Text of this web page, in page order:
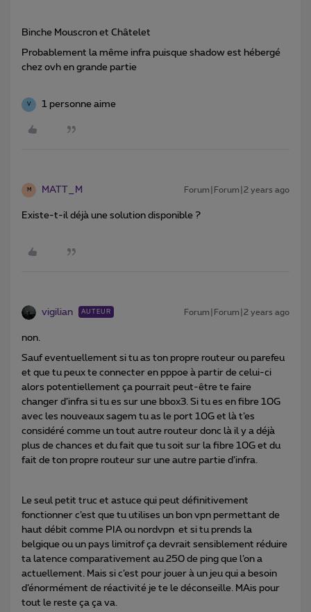
Binche Mouscron et Châtelet
Probablement la même infra puisque shadow est hébergé
chez ovh en grande partie
V 1 personne aime
M MATT_M Forum|Forum|2 years ago
Existe-t-il déjà une solution disponible ?
vigilian AUTEUR Forum|Forum|2 years ago
non.
Sauf eventuellement si tu as ton propre routeur ou parefeu
et que tu peux te connecter en pppoe à partir de celui-ci
alors potentiellement ça pourrait peut-être te faire
changer d’infra si tu es sur une bbox3. Si tu es en fibre 10G
avec les nouveaux sagem tu as le port 10G et là t’es
considéré comme un tout autre routeur donc là il y a déjà
plus de chances et du fait que tu soit sur la fibre 10G et du
fait de ton propre routeur sur une autre partie d’infra.
Le seul petit truc et astuce qui peut définitivement
fonctionner c’est que tu utilises un bon vpn permettant de
haut débit comme PIA ou nordvpn et si tu prends la
belgique ou un pays limitrof ça devrait sensiblement réduire
ta latence comparativement au 250 de ping que l’on a
actuellement. Mais si c’est pour jouer à un jeu qui a besoin
d’énormément de réactivité je te le déconseille. MAis pour
tout le reste ça ça va.